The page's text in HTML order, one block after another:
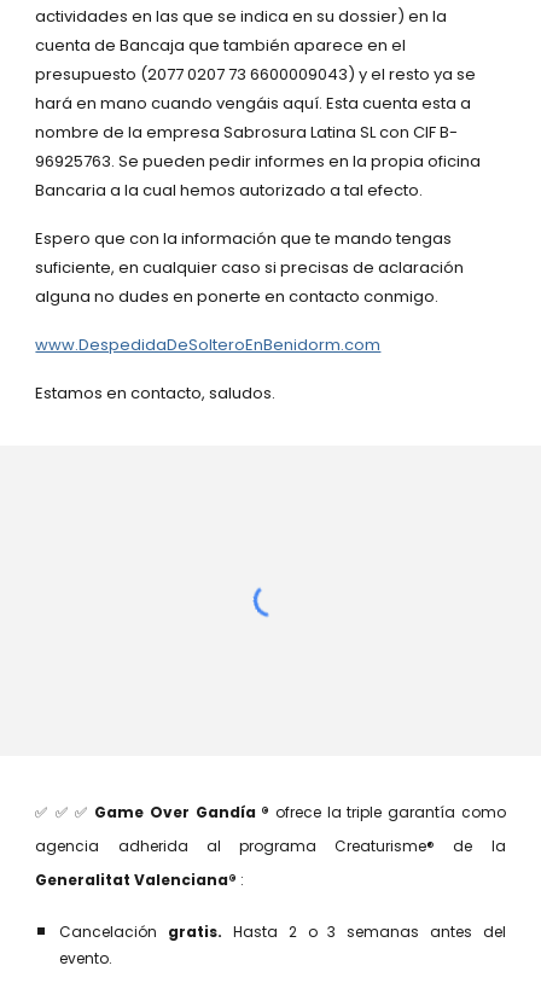
actividades en las que se indica en su dossier) en la
cuenta de Bancaja que también aparece en el
presupuesto (2077 0207 73 6600009043) y el resto ya se
hará en mano cuando vengáis aquí. Esta cuenta esta a
nombre de la empresa Sabrosura Latina SL con CIF B-
96925763. Se pueden pedir informes en la propia oficina
Bancaria a la cual hemos autorizado a tal efecto.
Espero que con la información que te mando tengas
suficiente, en cualquier caso si precisas de aclaración
alguna no dudes en ponerte en contacto conmigo.
www.DespedidaDeSolteroEnBenidorm.com
Estamos en contacto, saludos.
✅ ✅ ✅ Game Over Gandía ® ofrece la triple garantía como
agencia adherida al programaCreaturisme® de la
Generalitat Valenciana® :
Cancelación gratis. Hasta 2 o 3 semanas antes del
evento.